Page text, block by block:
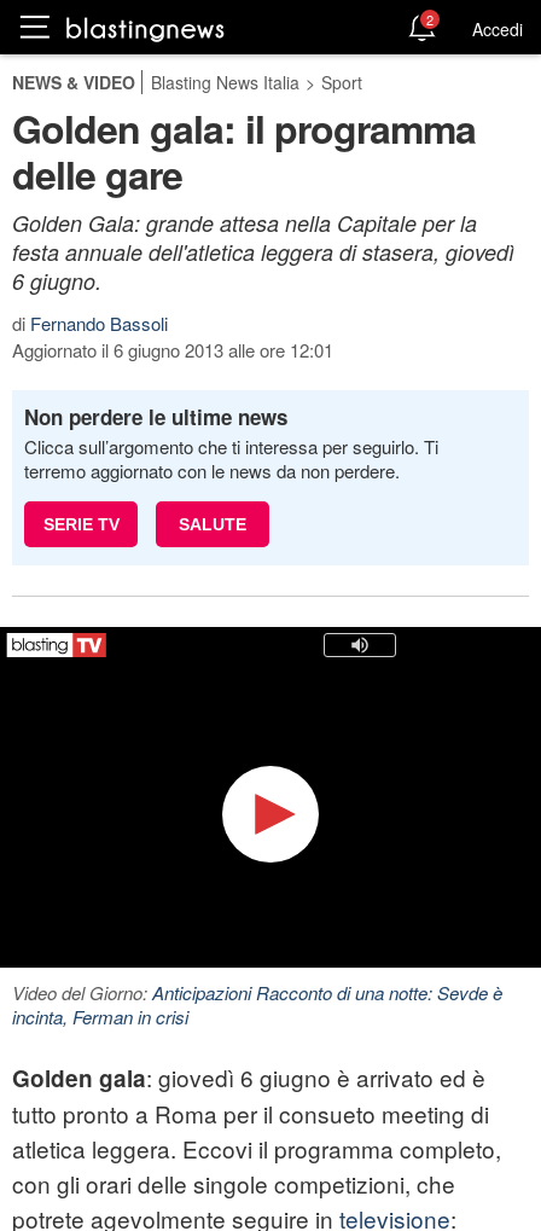
2 Accedi
NEWS & VIDEO Blasting News Italia > Sport
Golden gala: il programma
delle gare
Golden Gala: grande attesa nella Capitale per la
festa annuale dell'atletica leggera di stasera, giovedì
6 giugno.
di Fernando Bassoli
Aggiornato il 6 giugno 2013 alle ore 12:01
Non perdere le ultime news
Clicca sull’argomento che ti interessa per seguirlo. Ti
terremo aggiornato con le news da non perdere.
SERIE TV SALUTE
Video del Giorno:Anticipazioni Racconto di una notte: Sevde è
incinta, Ferman in crisi
Golden gala: giovedì 6 giugno è arrivato ed è
tutto pronto a Roma per il consueto meeting di
atletica leggera. Eccovi il programma completo,
con gli orari delle singole competizioni, che
potrete agevolmente seguire in televisione: